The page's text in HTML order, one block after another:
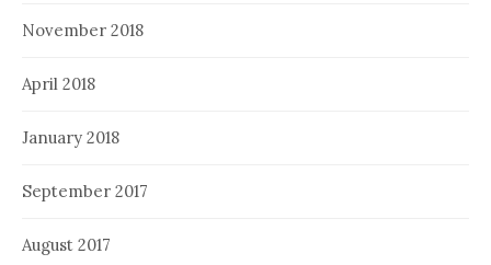
November 2018
April 2018
January 2018
September 2017
August 2017